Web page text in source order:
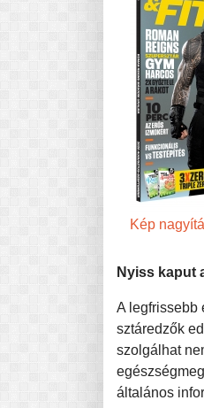
Kép
Nyiss kaput
A legfrissebb
sztáredzők
szolgálhat
általános